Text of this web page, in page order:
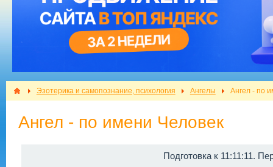
Эзотерика и самопознание, психология Ангелы Ангел - по
Ангел - по имени Человек
Подготовка к 11:11:11.